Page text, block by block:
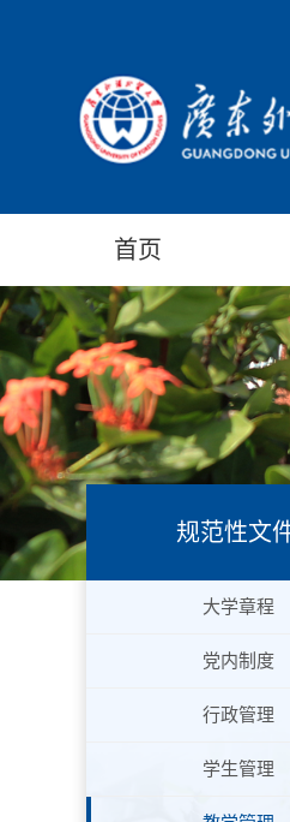
首页
规范性文
大学章程
党内制度
行政管理
学生管理